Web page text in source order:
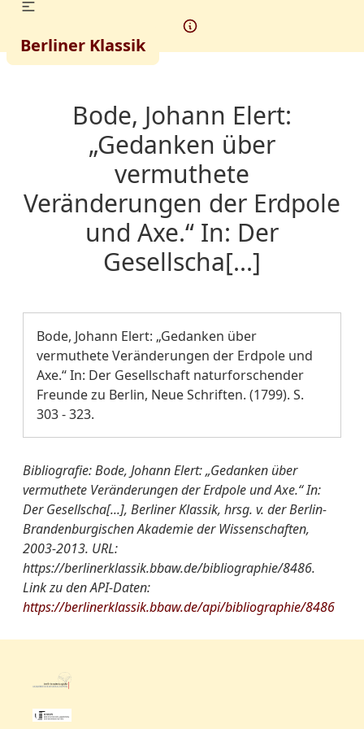
Berliner Klassik
Bode, Johann Elert:
„Gedanken über
vermuthete
Veränderungen der Erdpole
und Axe.“ In: Der
Gesellscha[...]
Bode, Johann Elert: „Gedanken über
vermuthete Veränderungen der Erdpole und
Axe.“ In: Der Gesellschaft naturforschender
Freunde zu Berlin, Neue Schriften. (1799). S.
303 - 323.
Bibliografie: Bode, Johann Elert: „Gedanken über
vermuthete Veränderungen der Erdpole und Axe.“ In:
Der Gesellscha[...], Berliner Klassik, hrsg. v. der Berlin-
Brandenburgischen Akademie der Wissenschaften,
2003-2013. URL:
https://berlinerklassik.bbaw.de/bibliographie/8486.
Link zu den API-Daten:
https://berlinerklassik.bbaw.de/api/bibliographie/8486